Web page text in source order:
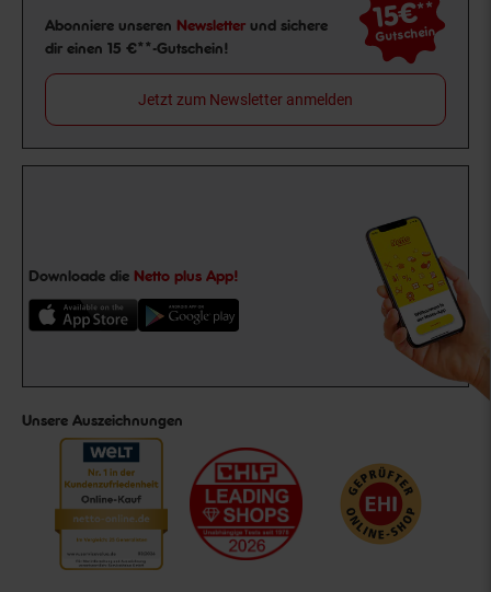
Newsletter Anmeldung
Abonniere unseren Newsletter und sichere
dir einen 15 €**-Gutschein!
15€**
Gutschein
Jetzt zum Newsletter anmelden
Downloade die Netto plus App!
Unsere Auszeichnungen